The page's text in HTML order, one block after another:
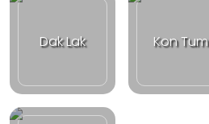
Dak Lak Kon Tum